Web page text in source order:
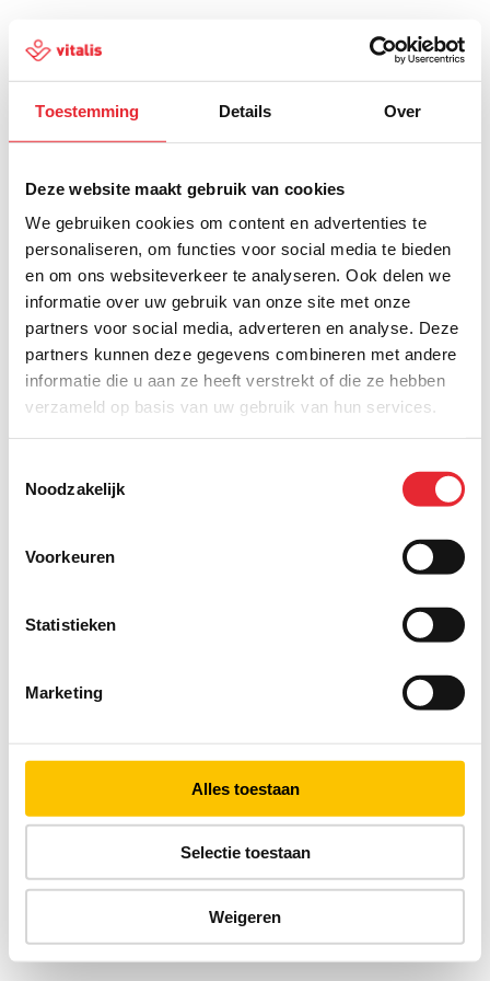
Toestemming Details Over
Deze website maakt gebruik van cookies
We gebruiken cookies om content en advertenties te
personaliseren, om functies voor social media te bieden
en om ons websiteverkeer te analyseren. Ook delen we
informatie over uw gebruik van onze site met onze
partners voor social media, adverteren en analyse. Deze
partners kunnen deze gegevens combineren met andere
informatie die u aan ze heeft verstrekt of die ze hebben
verzameld op basis van uw gebruik van hun services.
Noodzakelijk
Voorkeuren
Statistieken
Marketing
Alles toestaan
Selectie toestaan
Weigeren
500
Er is iets fout gegaan
Probeer het later opnieuw of ga terug naar de
homepagina.